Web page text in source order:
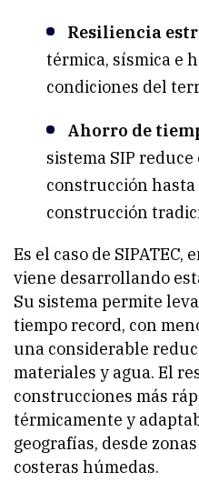
Resiliencia
térmica, sísmica e
condiciones del
Ahorro de
sistema SIP
construcción hasta
construcción
Es el caso de SIPATEC,
viene desarrollando
Su sistema permite
tiempo record, con
una considerable
materiales y agua. El
construcciones más
térmicamente y
geografías, desde
costeras húmedas.